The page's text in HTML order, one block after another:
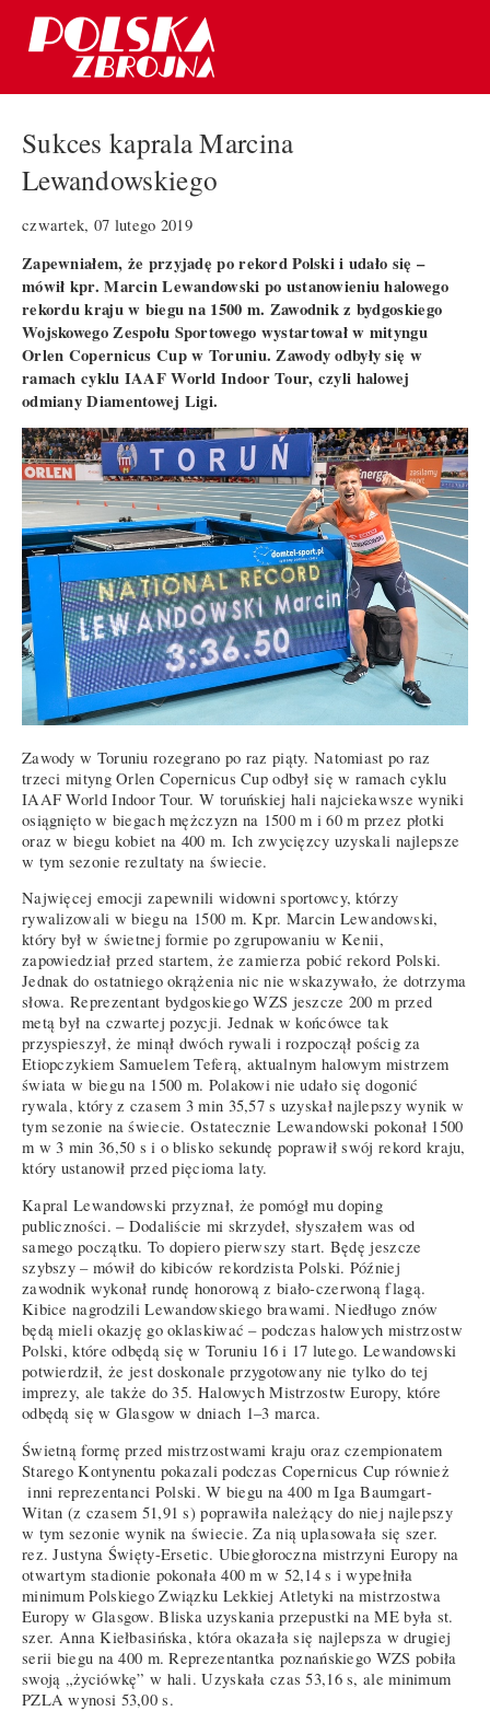
Sukces kaprala Marcina
Lewandowskiego
czwartek, 07 lutego 2019
Zapewniałem, że przyjadę po rekord Polski i udało się –
mówił kpr. Marcin Lewandowski po ustanowieniu halowego
rekordu kraju w biegu na 1500 m. Zawodnik z bydgoskiego
Wojskowego Zespołu Sportowego wystartował w mityngu
Orlen Copernicus Cup w Toruniu. Zawody odbyły się w
ramach cyklu IAAF World Indoor Tour, czyli halowej
odmiany Diamentowej Ligi.
Zawody w Toruniu rozegrano po raz piąty. Natomiast po raz
trzeci mityng Orlen Copernicus Cup odbył się w ramach cyklu
IAAF World Indoor Tour. W toruńskiej hali najciekawsze wyniki
osiągnięto w biegach mężczyzn na 1500 m i 60 m przez płotki
oraz w biegu kobiet na 400 m. Ich zwycięzcy uzyskali najlepsze
w tym sezonie rezultaty na świecie.
Najwięcej emocji zapewnili widowni sportowcy, którzy
rywalizowali w biegu na 1500 m. Kpr. Marcin Lewandowski,
który był w świetnej formie po zgrupowaniu w Kenii,
zapowiedział przed startem, że zamierza pobić rekord Polski.
Jednak do ostatniego okrążenia nic nie wskazywało, że dotrzyma
słowa. Reprezentant bydgoskiego WZS jeszcze 200 m przed
metą był na czwartej pozycji. Jednak w końcówce tak
przyspieszył, że minął dwóch rywali i rozpoczął pościg za
Etiopczykiem Samuelem Teferą, aktualnym halowym mistrzem
świata w biegu na 1500 m. Polakowi nie udało się dogonić
rywala, który z czasem 3 min 35,57 s uzyskał najlepszy wynik w
tym sezonie na świecie. Ostatecznie Lewandowski pokonał 1500
m w 3 min 36,50 s i o blisko sekundę poprawił swój rekord kraju,
który ustanowił przed pięcioma laty.
Kapral Lewandowski przyznał, że pomógł mu doping
publiczności. – Dodaliście mi skrzydeł, słyszałem was od
samego początku. To dopiero pierwszy start. Będę jeszcze
szybszy – mówił do kibiców rekordzista Polski. Później
zawodnik wykonał rundę honorową z biało-czerwoną flagą.
Kibice nagrodzili Lewandowskiego brawami. Niedługo znów
będą mieli okazję go oklaskiwać – podczas halowych mistrzostw
Polski, które odbędą się w Toruniu 16 i 17 lutego. Lewandowski
potwierdził, że jest doskonale przygotowany nie tylko do tej
imprezy, ale także do 35. Halowych Mistrzostw Europy, które
odbędą się w Glasgow w dniach 1–3 marca.
Świetną formę przed mistrzostwami kraju oraz czempionatem
Starego Kontynentu pokazali podczas Copernicus Cup również
inni reprezentanci Polski. W biegu na 400 m Iga Baumgart-
Witan (z czasem 51,91 s) poprawiła należący do niej najlepszy
w tym sezonie wynik na świecie. Za nią uplasowała się szer.
rez. Justyna Święty-Ersetic. Ubiegłoroczna mistrzyni Europy na
otwartym stadionie pokonała 400 m w 52,14 s i wypełniła
minimum Polskiego Związku Lekkiej Atletyki na mistrzostwa
Europy w Glasgow. Bliska uzyskania przepustki na ME była st.
szer. Anna Kiełbasińska, która okazała się najlepsza w drugiej
serii biegu na 400 m. Reprezentantka poznańskiego WZS pobiła
swoją „życiówkę” w hali. Uzyskała czas 53,16 s, ale minimum
PZLA wynosi 53,00 s.